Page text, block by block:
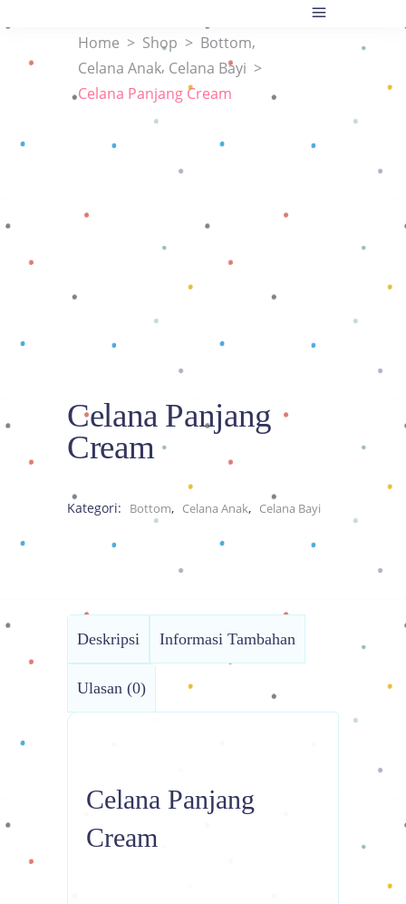
Home > Shop > Bottom,
Celana Anak, Celana Bayi >
Celana Panjang Cream
Celana Panjang
Cream
Kategori: Bottom, Celana Anak, Celana Bayi
Deskripsi Informasi Tambahan
Ulasan (0)
Celana Panjang
Cream